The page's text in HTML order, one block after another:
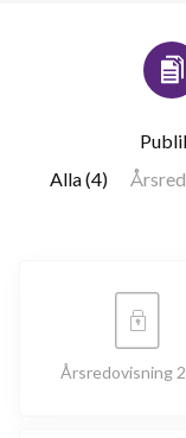
Alla (4)
Årsredovisning